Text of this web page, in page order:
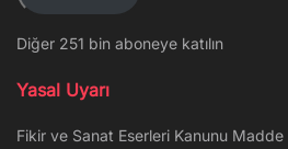
Diğer 251 bin aboneye katılın
Yasal Uyarı
Fikir ve Sanat Eserleri Kanunu